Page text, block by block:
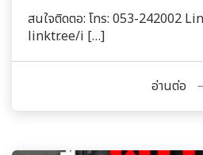
สนใจติดตอ: โทร: 053-242002
linktr.ee/i […]
อ่านต่อ